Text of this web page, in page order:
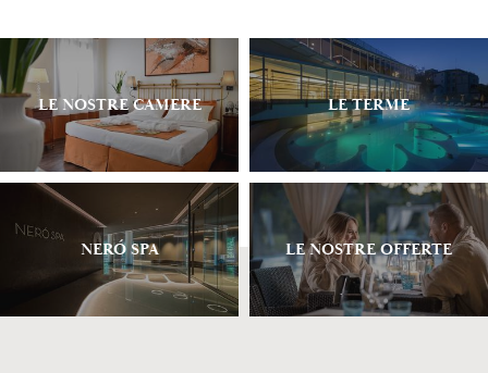
LE NOSTRE CAMERE LE TERME
NERÓ SPA LE NOSTRE OFFERTE